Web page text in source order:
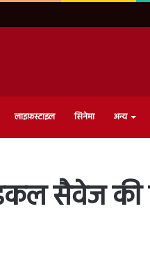
लाइफ़स्टाइल सिनेमा अन्य
सैवेज की